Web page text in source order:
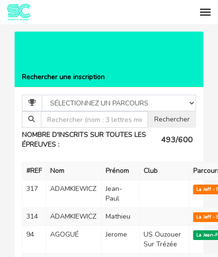
Rechercher une inscription
NOMBRE D'INSCRITS SUR TOUTES LES
ÉPREUVES :
493/600
#REF Nom Prénom Club
317
ADAMKIEWICZ
Jean-
Paul
La Jeff -
314 ADAMKIEWICZ Mathieu La Jeff -
94 AGOGUÉ Jerome
US Ouzouer
Sur Trézée
La Jean-